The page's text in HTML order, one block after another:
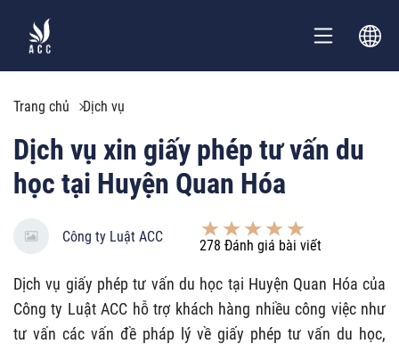
Trang chủ Dịch vụ
Dịch vụ xin giấy phép tư vấn du
học tại Huyện Quan Hóa
Công ty Luật ACC
278 Đánh giá bài viết
Dịch vụ giấy phép tư vấn du học tại Huyện Quan Hóa của
Công ty Luật ACC hỗ trợ khách hàng nhiều công việc như
tư vấn các vấn đề pháp lý về giấy phép tư vấn du học,